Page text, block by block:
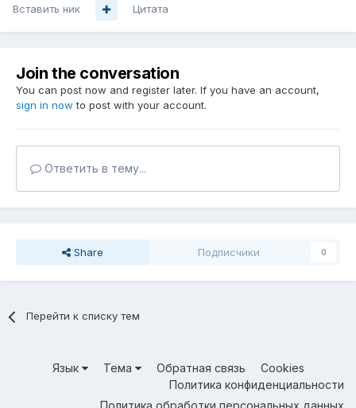
Вставить ник Цитата
Join the conversation
You can post now and register later. If you have an account,
sign in now to post with your account.
Ответить в тему...
Share Подписчики 0
Перейти к списку тем
Язык Тема Обратная связь
Cookies
Политика конфиденциальности